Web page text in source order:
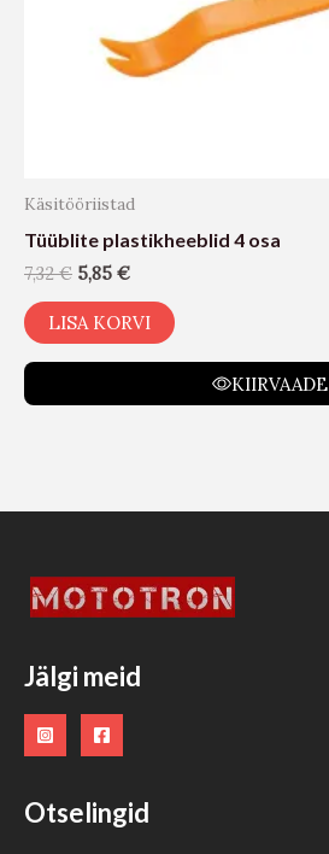
Käsitööriistad
Tüüblite plastikheeblid 4 osa
7,32€ 5,85 €
LISA KORVI
KIIRVAADE
Jälgi meid
Otselingid